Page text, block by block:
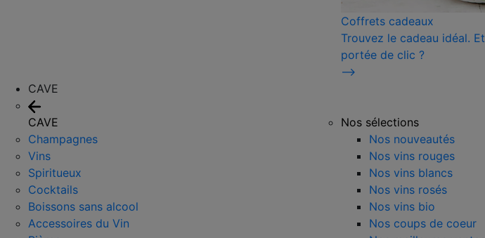
Coffrets cadeaux
Trouvez le cadeau idéal.
portée de clic ?
⟶
CAVE
CAVE
Champagnes
Vins
Spiritueux
Cocktails
Boissons sans alcool
Accessoires du Vin
Nos sélections
Nos nouveautés
Nos vins rouges
Nos vins blancs
Nos vins rosés
Nos vins bio
Nos coups de coeur